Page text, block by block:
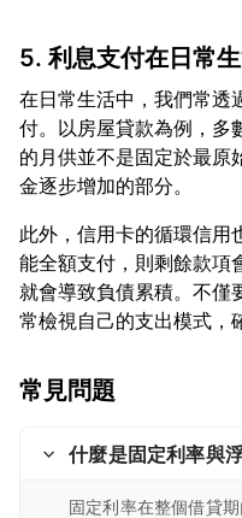
5. 利息支付在日常
在日常生活中，我們常透
付。以房屋貸款為例，多
的月供並不是固定於最原
此外，信用卡的循環信用
能全額支付，則剩餘款項
就會導致負債累積。不僅
常見問題
什麼是固定利率與
固定利率在整個借貸